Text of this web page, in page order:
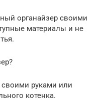
органайзер своими
материалы и не
своими руками или
котенка.